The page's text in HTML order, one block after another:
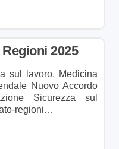
2025
sul lavoro, Medicina
Nuovo Accordo
Sicurezza sul
regioni…